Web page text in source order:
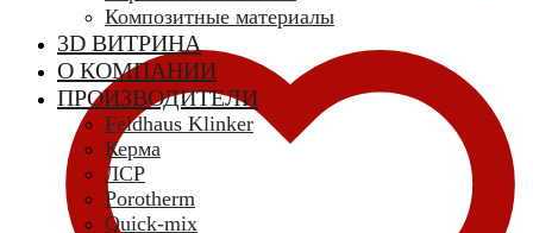
Композитные материалы
3D ВИТРИНА
О КОМПАНИИ
ПРОИЗВОДИТЕЛИ
Feldhaus Klinker
Керма
ЛСР
Porotherm
Quick-mix